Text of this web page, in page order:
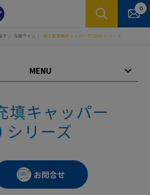
0
す 生産ライン 卓上型充填キャッパー FC1000 シリーズ
MENU
填キャッパー
シリーズ
お問合せ
ついて